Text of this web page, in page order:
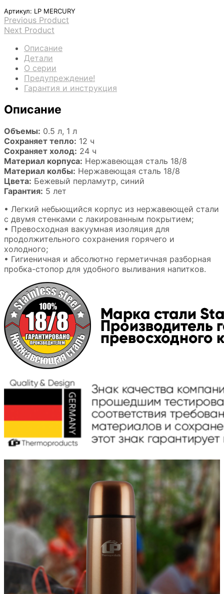
Артикул: LP MERCURY
Previous Product
Next Product
Описание
Детали
О серии
Предупреждение!
Гарантия и инструкция
Описание
Объемы: 0.5 л, 1 л
Сохраняет тепло: 12 ч
Сохраняет холод: 24 ч
Материал корпуса: Нержавеющая сталь 18/8
Материал колбы: Нержавеющая сталь 18/8
Цвета: Бежевый перламутр, синий
Гарантия: 5 лет
• Легкий небьющийся корпус из нержавеющей стали
с двумя стенками с лакированным покрытием;
• Превосходная вакуумная изоляция для
продолжительного сохранения горячего и
холодного;
• Гигиеничная и абсолютно герметичная разборная
пробка-стопор для удобного выливания напитков.